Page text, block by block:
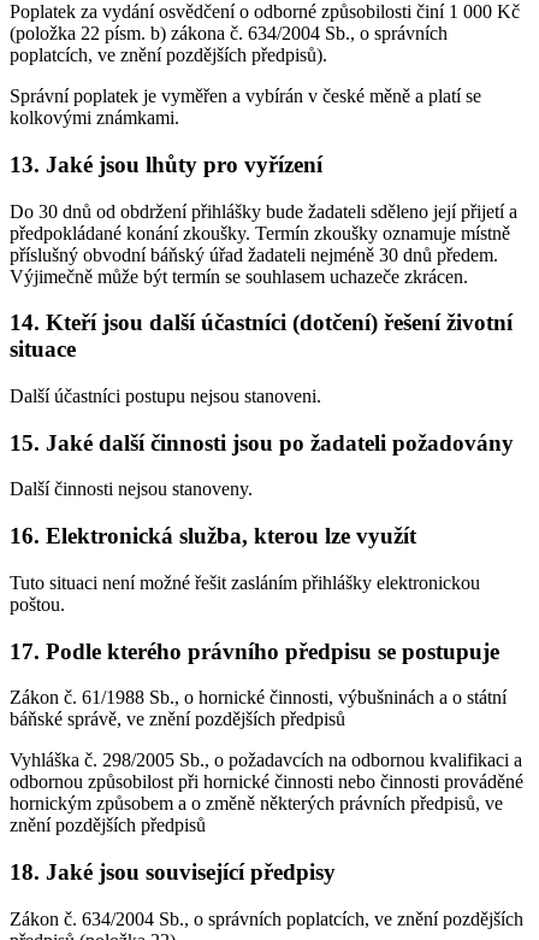
Poplatek za vydání osvědčení o odborné způsobilosti činí 1 000 Kč
(položka 22 písm. b) zákona č. 634/2004 Sb., o správních
poplatcích, ve znění pozdějších předpisů).
Správní poplatek je vyměřen a vybírán v české měně a platí se
kolkovými známkami.
13. Jaké jsou lhůty pro vyřízení
Do 30 dnů od obdržení přihlášky bude žadateli sděleno její přijetí a
předpokládané konání zkoušky. Termín zkoušky oznamuje místně
příslušný obvodní báňský úřad žadateli nejméně 30 dnů předem.
Výjimečně může být termín se souhlasem uchazeče zkrácen.
14. Kteří jsou další účastníci (dotčení) řešení životní
situace
Další účastníci postupu nejsou stanoveni.
15. Jaké další činnosti jsou po žadateli požadovány
Další činnosti nejsou stanoveny.
16. Elektronická služba, kterou lze využít
Tuto situaci není možné řešit zasláním přihlášky elektronickou
poštou.
17. Podle kterého právního předpisu se postupuje
Zákon č. 61/1988 Sb., o hornické činnosti, výbušninách a o státní
báňské správě, ve znění pozdějších předpisů
Vyhláška č. 298/2005 Sb., o požadavcích na odbornou kvalifikaci a
odbornou způsobilost při hornické činnosti nebo činnosti prováděné
hornickým způsobem a o změně některých právních předpisů, ve
znění pozdějších předpisů
18. Jaké jsou související předpisy
Zákon č. 634/2004 Sb., o správních poplatcích, ve znění pozdějších